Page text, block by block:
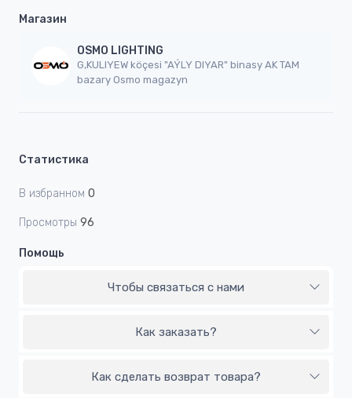
Магазин
OSMO LIGHTING
G,KULIYEW köçesi "AÝLY DIYAR" binasy AK TAM
bazary Osmo magazyn
Статистика
В избранном 0
Просмотры 96
Помощь
Чтобы связаться с нами
Как заказать?
Как сделать возврат товара?